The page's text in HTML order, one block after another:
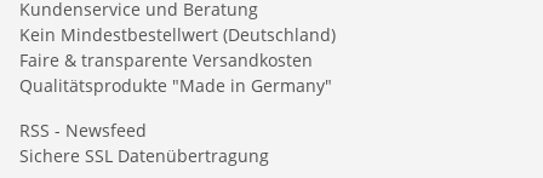
Kundenservice und Beratung
Kein Mindestbestellwert (Deutschland)
Faire & transparente Versandkosten
Qualitätsprodukte "Made in Germany"
RSS - Newsfeed
Sichere SSL Datenübertragung